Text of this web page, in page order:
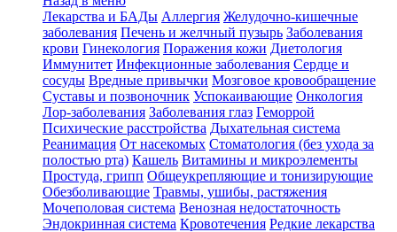
Лекарства и БАДы Аллергия Желудочно-кишечные
заболевания Печень и желчный пузырь Заболевания
крови Гинекология Поражения кожи Диетология
Иммунитет Инфекционные заболевания Сердце и
сосуды Вредные привычки Мозговое кровообращение
Суставы и позвоночник Успокаивающие Онкология
Лор-заболевания Заболевания глаз Геморрой
Психические расстройства Дыхательная система
Реанимация От насекомых Стоматология (без ухода за
полостью рта) Кашель Витамины и микроэлементы
Простуда, грипп Общеукрепляющие и тонизирующие
Обезболивающие Травмы, ушибы, растяжения
Мочеполовая система Венозная недостаточность
Эндокринная система Кровотечения Редкие лекарства